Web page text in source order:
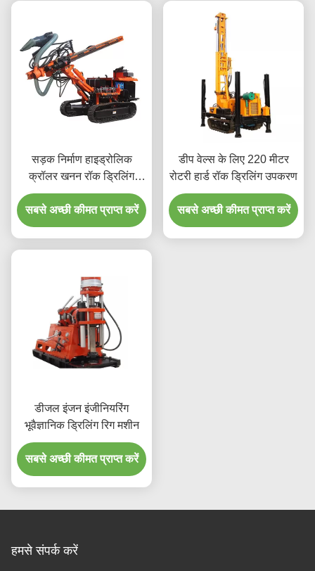
सड़क निर्माण हाइड्रोलिक
क्रॉलर खनन रॉक ड्रिलिंग
मशीन
सबसे अच्छी कीमत प्राप्त करें
डीप वेल्स के लिए 220 मीटर
रोटरी हार्ड रॉक ड्रिलिंग उपकरण
सबसे अच्छी कीमत प्राप्त करें
डीजल इंजन इंजीनियरिंग
भूवैज्ञानिक ड्रिलिंग रिग मशीन
सबसे अच्छी कीमत प्राप्त करें
हमसे संपर्क करें